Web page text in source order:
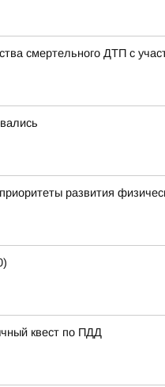
смертельного ДТП с
развития
квест по ПДД